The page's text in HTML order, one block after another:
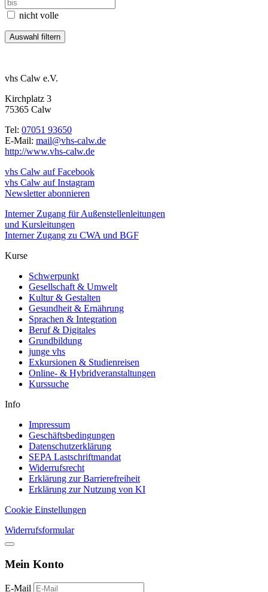
nicht volle
vhs Calw e.V.
Kirchplatz 3
75365 Calw
Tel: 07051 93650
E-Mail: mail@vhs-calw.de
http://www.vhs-calw.de
vhs Calw auf Facebook
vhs Calw auf Instagram
Newsletter abonnieren
Interner Zugang für Außenstellenleitungen
und Kursleitungen
Interner Zugang zu CWA und BGF
Kurse
Schwerpunkt
Gesellschaft & Umwelt
Kultur & Gestalten
Gesundheit & Ernährung
Sprachen & Integration
Beruf & Digitales
Grundbildung
junge vhs
Exkursionen & Studienreisen
Online- & Hybridveranstaltungen
Kurssuche
Info
Impressum
Geschäftsbedingungen
Datenschutzerklärung
SEPA Lastschriftmandat
Widerrufsrecht
Erklärung zur Barrierefreiheit
Erklärung zur Nutzung von KI
Cookie Einstellungen
Widerrufsformular
Mein Konto
E-Mail